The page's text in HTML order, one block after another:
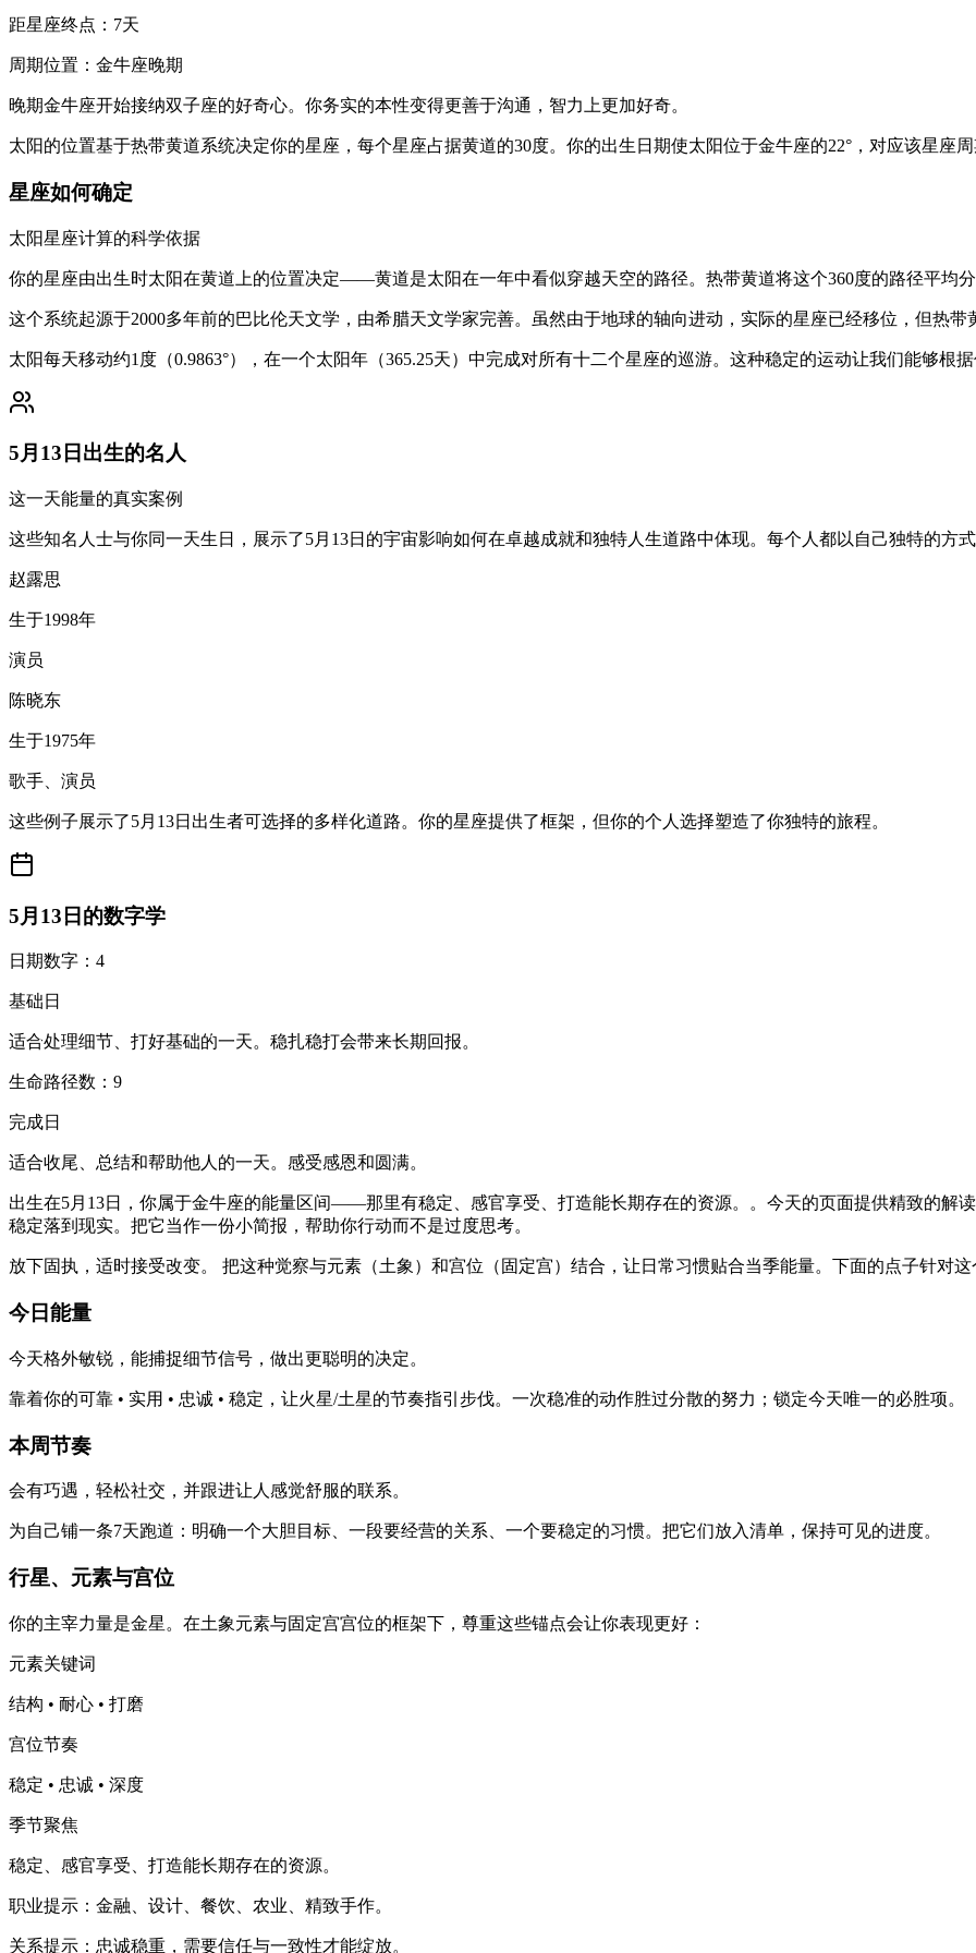
距星座终点：7天
周期位置：金牛座晚期
晚期金牛座开始接纳双子座的好奇心。你务实的本性变得更善于沟通，智力上更加好奇。
太阳的位置基于热带黄道系统决定你的星座，每个星座占据黄道的30度。你的出生日期使太阳位于金牛座的22°，对应该星座周
星座如何确定
太阳星座计算的科学依据
你的星座由出生时太阳在黄道上的位置决定——黄道是太阳在一年中看似穿越天空的路径。热带黄道将这个360度的路径平均分
这个系统起源于2000多年前的巴比伦天文学，由希腊天文学家完善。虽然由于地球的轴向进动，实际的星座已经移位，但热带
太阳每天移动约1度（0.9863°），在一个太阳年（365.25天）中完成对所有十二个星座的巡游。这种稳定的运动让我们能够根
5月13日出生的名人
这一天能量的真实案例
这些知名人士与你同一天生日，展示了5月13日的宇宙影响如何在卓越成就和独特人生道路中体现。每个人都以自己独特的方式
赵露思
生于1998年
演员
陈晓东
生于1975年
歌手、演员
这些例子展示了5月13日出生者可选择的多样化道路。你的星座提供了框架，但你的个人选择塑造了你独特的旅程。
5月13日的数字学
日期数字：4
基础日
适合处理细节、打好基础的一天。稳扎稳打会带来长期回报。
生命路径数：9
完成日
适合收尾、总结和帮助他人的一天。感受感恩和圆满。
出生在5月13日，你属于金牛座的能量区间——那里有稳定、感官享受、打造能长期存在的资源。。今天的页面提供精致的解
稳定落到现实。把它当作一份小简报，帮助你行动而不是过度思考。
放下固执，适时接受改变。 把这种觉察与元素（土象）和宫位（固定宫）结合，让日常习惯贴合当季能量。下面的点子针对
今日能量
今天格外敏锐，能捕捉细节信号，做出更聪明的决定。
靠着你的可靠 • 实用 • 忠诚 • 稳定，让火星/土星的节奏指引步伐。一次稳准的动作胜过分散的努力；锁定今天唯一的必胜项。
本周节奏
会有巧遇，轻松社交，并跟进让人感觉舒服的联系。
为自己铺一条7天跑道：明确一个大胆目标、一段要经营的关系、一个要稳定的习惯。把它们放入清单，保持可见的进度。
行星、元素与宫位
你的主宰力量是金星。在土象元素与固定宫宫位的框架下，尊重这些锚点会让你表现更好：
元素关键词
结构 • 耐心 • 打磨
宫位节奏
稳定 • 忠诚 • 深度
季节聚焦
稳定、感官享受、打造能长期存在的资源。
职业提示：金融、设计、餐饮、农业、精致手作。
关系提示：忠诚稳重，需要信任与一致性才能绽放。